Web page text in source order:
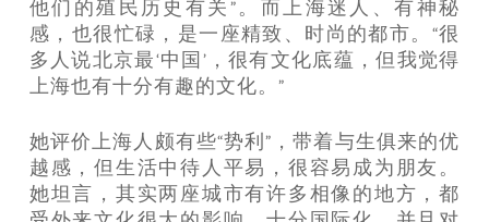
他们的殖民历史有关”。而上海迷人、有神秘
感，也很忙碌，是一座精致、时尚的都市。“很
多人说北京最‘中国’，很有文化底蕴，但我觉得
上海也有十分有趣的文化。”
她评价上海人颇有些“势利”，带着与生俱来的优
越感，但生活中待人平易，很容易成为朋友。
她坦言，其实两座城市有许多相像的地方，都